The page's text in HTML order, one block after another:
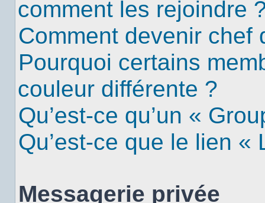
comment les rejoindre
Comment devenir chef
Pourquoi certains
couleur différente ?
Qu’est-ce qu’un «
Qu’est-ce que le lien «
Messagerie privée